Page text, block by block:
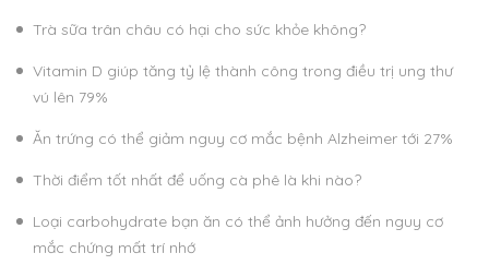
Trà sữa trân châu có hại cho sức khỏe không?
Vitamin D giúp tăng tỷ lệ thành công trong điều trị ung thư
vú lên 79%
Ăn trứng có thể giảm nguy cơ mắc bệnh Alzheimer tới 27%
Thời điểm tốt nhất để uống cà phê là khi nào?
Loại carbohydrate bạn ăn có thể ảnh hưởng đến nguy cơ
mắc chứng mất trí nhớ